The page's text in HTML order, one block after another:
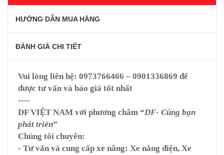
HƯỚNG DẪN MUA HÀNG
ĐÁNH GIÁ CHI TIẾT
Vui lòng liên hệ: 0973766466 – 0901336869 để
được tư vấn và báo giá tốt nhất
----
DF VIỆT NAM với phương châm “DF- Cùng bạn
phát triển”
Chúng tôi chuyên:
- Tư vấn và cung cấp xe nâng: Xe nâng điện, Xe